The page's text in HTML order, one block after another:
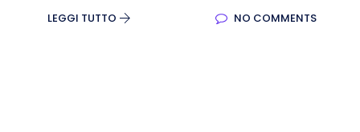
LEGGI TUTTO NO COMMENTS